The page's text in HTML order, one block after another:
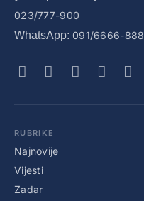
023/777-900
WhatsApp: 091/6666-888
RUBRIKE
Najnovije
Vijesti
Zadar